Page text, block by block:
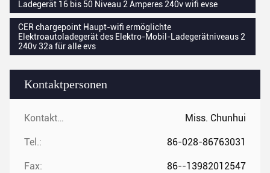
Kontaktpersonen
Kontaktpersonen: Miss. Chunhui
Tel.: 86-028-86763031
Fax: 86--13982012547
Ladegerät 16 bis 50 Niveau 2 Amperes 240v wifi evse
CER chargepoint Haupt-wifi ermöglichte
Elektroautoladegerät des Elektro-Mobil-Ladegerätniveaus 2
240v 32a für alle evs